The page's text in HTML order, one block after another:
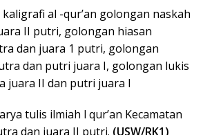
al -qur’an golongan naskah
II putri, golongan hiasan
dan juara 1 putri, golongan
dan putri juara I, golongan lukis
juara II dan putri juara I
tulis ilmiah l qur’an Kecamatan
dan juara II putri. (USW/RK1)